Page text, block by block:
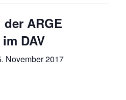
ARGE
DAV
November 2017